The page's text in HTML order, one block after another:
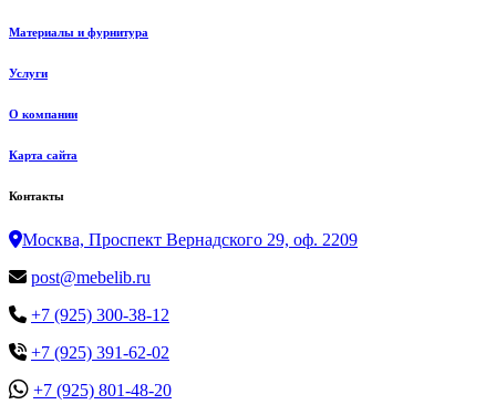
Материалы и фурнитура
Услуги
О компании
Карта сайта
Контакты
Москва, Проспект Вернадского 29, оф. 2209
post@mebelib.ru
+7 (925) 300-38-12
+7 (925) 391-62-02
+7 (925) 801-48-20